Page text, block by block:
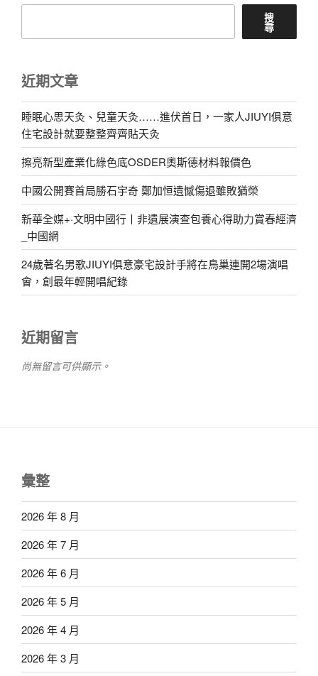
搜
尋
近期文章
睡眠心思天灸、兒童天灸……進伏首日，一家人JIUYI俱意
住宅設計就要整整齊齊貼天灸
擦亮新型產業化綠色底OSDER奧斯德材料報價色
中國公開賽首局勝石宇奇 鄭加恒遺憾傷退雖敗猶榮
新華全媒+·文明中國行丨非遺展演查包養心得助力賞春經濟
_中國網
24歲著名男歌JIUYI俱意豪宅設計手將在鳥巢連開2場演唱
會，創最年輕開唱紀錄
近期留言
尚無留言可供顯示。
彙整
2026 年 8 月
2026 年 7 月
2026 年 6 月
2026 年 5 月
2026 年 4 月
2026 年 3 月